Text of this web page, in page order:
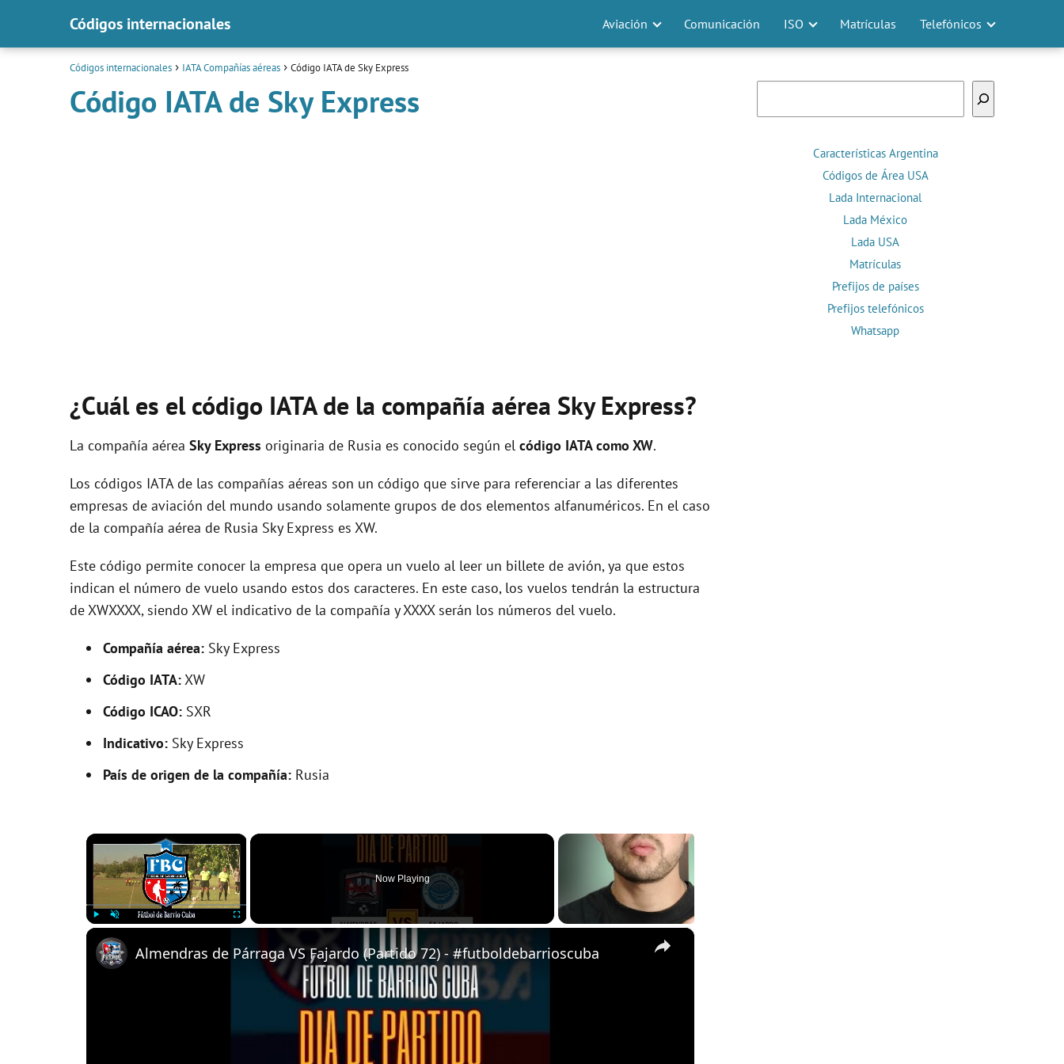
Códigos internacionales Aviación Comunicación ISO Matrículas Telefónicos
Códigos internacionales IATA Compañías aéreas Código IATA de Sky Express
Código IATA de Sky Express
¿Cuál es el código IATA de la compañía aérea Sky Express?
La compañía aérea Sky Express originaria de Rusia es conocido según el código IATA como XW.
Los códigos IATA de las compañías aéreas son un código que sirve para referenciar a las diferentes
empresas de aviación del mundo usando solamente grupos de dos elementos alfanuméricos. En el caso
de la compañía aérea de Rusia Sky Express es XW.
Este código permite conocer la empresa que opera un vuelo al leer un billete de avión, ya que estos
indican el número de vuelo usando estos dos caracteres. En este caso, los vuelos tendrán la estructura
de XWXXXX, siendo XW el indicativo de la compañía y XXXX serán los números del vuelo.
Compañía aérea: Sky Express
Código IATA:XW
Código ICAO: SXR
Indicativo: Sky Express
País de origen de la compañía: Rusia
×
Now Playing
×
Almendras de Párraga VS Fajardo (Partido 72) - #futboldebarrioscuba
Características Argentina
Códigos de Área USA
Lada Internacional
Lada México
Lada USA
Matrículas
Prefijos de países
Prefijos telefónicos
Whatsapp